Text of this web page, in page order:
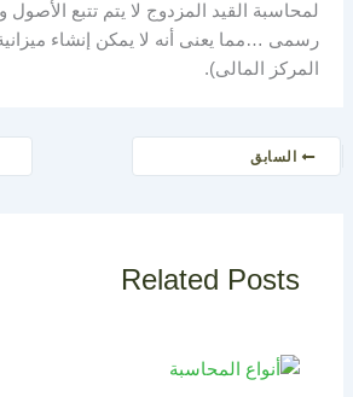
لمحاسبة القيد المزدوج لا يتم تتبع
رسمى …مما يعنى أنه لا يمكن إنشاء
المركز المالى).
السابق
Related Posts